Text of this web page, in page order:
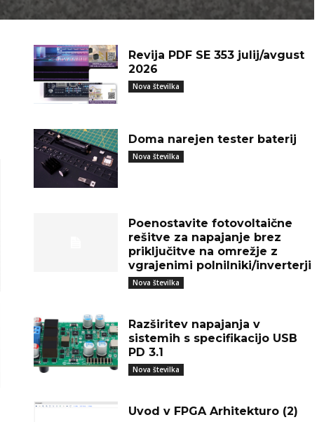
Revija PDF SE 353 julij/avgust
2026
Nova številka
Doma narejen tester baterij
Nova številka
Poenostavite fotovoltaične
rešitve za napajanje brez
priključitve na omrežje z
vgrajenimi polnilniki/inverterji
Nova številka
Razširitev napajanja v
sistemih s specifikacijo USB
PD 3.1
Nova številka
Uvod v FPGA Arhitekturo (2)